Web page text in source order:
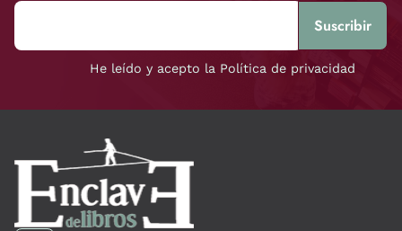
He leído y acepto la Política de privacidad